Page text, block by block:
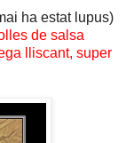
ha estat lupus)
de salsa
lliscant, super